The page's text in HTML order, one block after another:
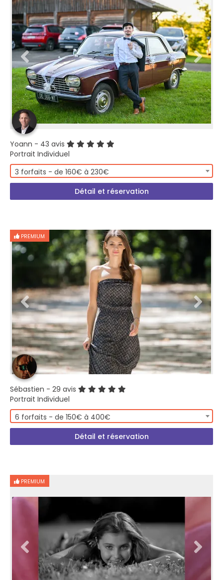
Yoann - 43 avis
Portrait Individuel
3 forfaits - de 160€ à 230€
Détail et réservation
PREMIUM
Sébastien - 29 avis
Portrait Individuel
6 forfaits - de 150€ à 400€
Détail et réservation
PREMIUM